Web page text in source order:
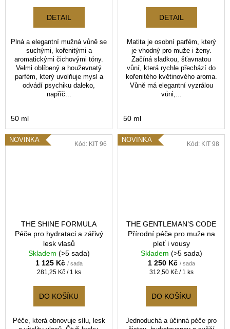
DETAIL
Plná a elegantní mužná vůně se
suchými, kořenitými a
aromatickými čichovými tóny.
Velmi oblíbený a houževnatý
parfém, který uvolňuje mysl a
odvádí psychiku daleko,
napříč...
50 ml
DETAIL
Matita je osobní parfém, který
je vhodný pro muže i ženy.
Začíná sladkou, šťavnatou
vůní, která rychle přechází do
kořenitého květinového aroma.
Vůně má elegantní vyzrálou
vůni,...
50 ml
NOVINKA
THE SHINE FORMULA
Péče pro hydrataci a zářivý
lesk vlasů
Skladem (>5 sada)
1 125 Kč / sada
Měrná
281,25 Kč / 1 ks
DO KOŠÍKU
Péče, která obnovuje sílu, lesk
Kód: KIT 96
NOVINKA
THE GENTLEMAN’S CODE
Přírodní péče pro muže na
pleť i vousy
Skladem (>5 sada)
1 250 Kč / sada
Měrná
312,50 Kč / 1 ks
DO KOŠÍKU
Jednoduchá a účinná péče pro
Kód: KIT 98